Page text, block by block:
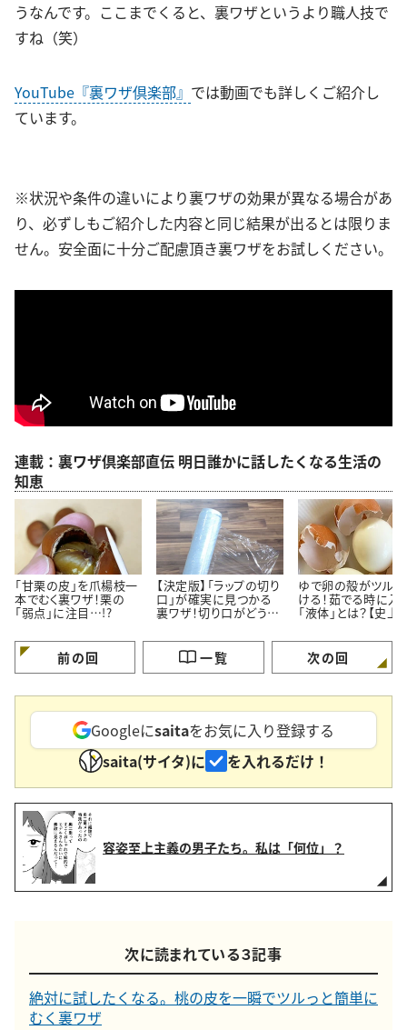
うなんです。ここまでくると、裏ワザというより職人技で
すね（笑）
YouTube『裏ワザ倶楽部』 では動画でも詳しくご紹介し
ています。
※状況や条件の違いにより裏ワザの効果が異なる場合があ
り、必ずしもご紹介した内容と同じ結果が出るとは限りま
せん。安全面に十分ご配慮頂き裏ワザをお試しください。
連載：裏ワザ倶楽部直伝 明日誰かに話したくなる生活の
知恵
「甘栗の皮」を爪楊枝一
本でむく裏ワザ！栗の
「弱点」に注目…!?
【決定版】「ラップの切り
口」が確実に見つかる
裏ワザ！切り口がどうし
ゆで卵の殻がツルっ
ける！茹でる時に入
「液体」とは？【史上
前の回 一覧 次の回
Googleにsaitaをお気に入り登録する
saita(サイタ)に
を入れるだけ！
容姿至上主義の男子たち。私は「何位」？
次に読まれている３記事
絶対に試したくなる。桃の皮を一瞬でツルっと簡単に
むく裏ワザ